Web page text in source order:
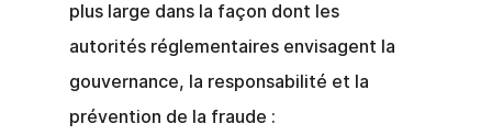
plus large dans la façon dont les
autorités réglementaires envisagent la
gouvernance, la responsabilité et la
prévention de la fraude :